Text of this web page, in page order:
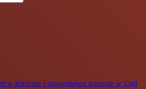
w telefonie i sprawniejsze kontrole w Unii